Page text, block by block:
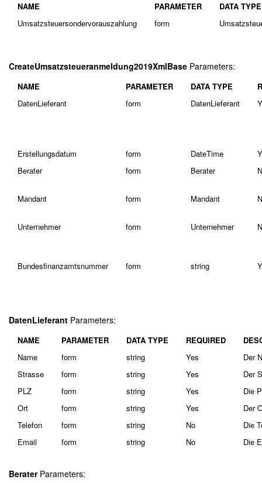
NAME PARAMETER
DATA TYPE
Umsatzsteuersondervorauszahlung
form
CreateUmsatzsteueranmeldung2019XmlBase Parameters:
NAME PARAMETER DATA TYPE
DatenLieferant
form DatenLieferant
Erstellungsdatum form DateTime
Berater
form Berater
Mandant form Mandant
Unternehmer form Unternehmer
Bundesfinanzamtsnummer form string
DatenLieferant Parameters:
NAME PARAMETER DATA TYPE REQUIRED
Name
form string Yes
Der
Strasse
form string Yes
Der
PLZ
form string Yes
Die
Ort
form string Yes
Der
Telefon
form string No
Die
Email
form string No Die
BeraterParameters: